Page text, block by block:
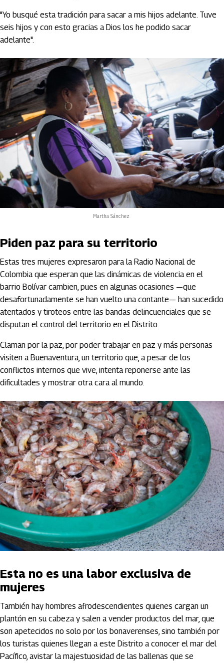
"Yo busqué esta tradición para sacar a mis hijos adelante. Tuve
seis hijos y con esto gracias a Dios los he podido sacar
adelante".
Martha Sánchez
Piden paz para su territorio
Estas tres mujeres expresaron para la Radio Nacional de
Colombia que esperan que las dinámicas de violencia en el
barrio Bolívar cambien, pues en algunas ocasiones —que
desafortunadamente se han vuelto una contante— han sucedido
atentados y tiroteos entre las bandas delincuenciales que se
disputan el control del territorio en el Distrito.
Claman por la paz, por poder trabajar en paz y más personas
visiten a Buenaventura, un territorio que, a pesar de los
conflictos internos que vive, intenta reponerse ante las
dificultades y mostrar otra cara al mundo.
Esta no es una labor exclusiva de
mujeres
También hay hombres afrodescendientes quienes cargan un
plantón en su cabeza y salen a vender productos del mar, que
son apetecidos no solo por los bonaverenses, sino también por
los turistas quienes llegan a este Distrito a conocer el mar del
Pacífico, avistar la majestuosidad de las ballenas que se